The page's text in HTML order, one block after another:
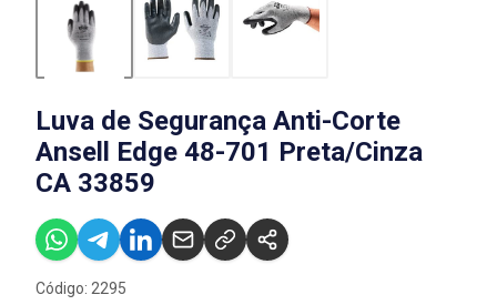
Luva de Segurança Anti-Corte
Ansell Edge 48-701 Preta/Cinza
CA 33859
Código: 2295